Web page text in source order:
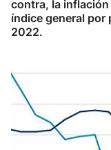
contra, la
índice general por
2022.